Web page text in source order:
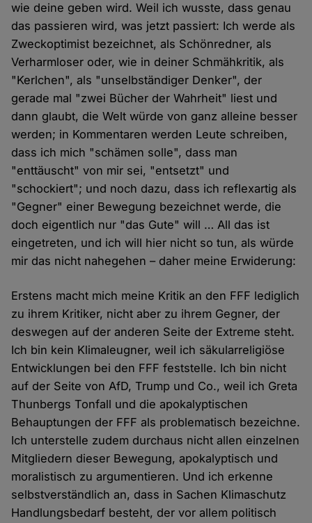
wie deine geben wird. Weil ich wusste, dass genau
das passieren wird, was jetzt passiert: Ich werde als
Zweckoptimist bezeichnet, als Schönredner, als
Verharmloser oder, wie in deiner Schmähkritik, als
"Kerlchen", als "unselbständiger Denker", der
gerade mal "zwei Bücher der Wahrheit" liest und
dann glaubt, die Welt würde von ganz alleine besser
werden; in Kommentaren werden Leute schreiben,
dass ich mich "schämen solle", dass man
"enttäuscht" von mir sei, "entsetzt" und
"schockiert"; und noch dazu, dass ich reflexartig als
"Gegner" einer Bewegung bezeichnet werde, die
doch eigentlich nur "das Gute" will … All das ist
eingetreten, und ich will hier nicht so tun, als würde
mir das nicht nahegehen – daher meine Erwiderung:
Erstens macht mich meine Kritik an den FFF lediglich
zu ihrem Kritiker, nicht aber zu ihrem Gegner, der
deswegen auf der anderen Seite der Extreme steht.
Ich bin kein Klimaleugner, weil ich säkularreligiöse
Entwicklungen bei den FFF feststelle. Ich bin nicht
auf der Seite von AfD, Trump und Co., weil ich Greta
Thunbergs Tonfall und die apokalyptischen
Behauptungen der FFF als problematisch bezeichne.
Ich unterstelle zudem durchaus nicht allen einzelnen
Mitgliedern dieser Bewegung, apokalyptisch und
moralistisch zu argumentieren. Und ich erkenne
selbstverständlich an, dass in Sachen Klimaschutz
Handlungsbedarf besteht, der vor allem politisch